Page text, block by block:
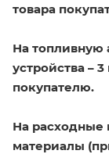
товара
На топливную
устройства –
покупателю.
На
материалы